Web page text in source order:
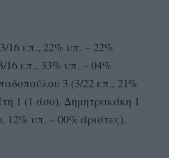
16 επ., 22% υπ. – 22%
επ., 33% υπ. – 04%
3 (3/22 επ., 21%
1 (1 άσο), Δημητρακάκη 1
12% υπ. – 00% άριστες).